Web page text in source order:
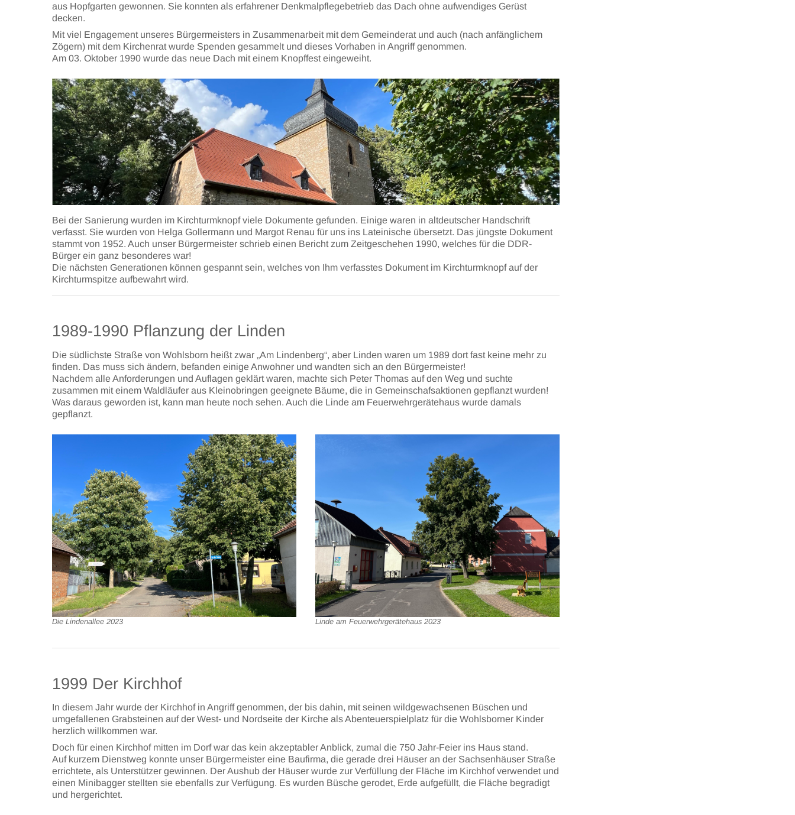
aus Hopfgarten gewonnen. Sie konnten als erfahrener Denkmalpflegebetrieb das Dach ohne aufwendiges Gerüst
decken.
Mit viel Engagement unseres Bürgermeisters in Zusammenarbeit mit dem Gemeinderat und auch (nach anfänglichem
Zögern) mit dem Kirchenrat wurde Spenden gesammelt und dieses Vorhaben in Angriff genommen.
Am 03. Oktober 1990 wurde das neue Dach mit einem Knopffest eingeweiht.
Bei der Sanierung wurden im Kirchturmknopf viele Dokumente gefunden. Einige waren in altdeutscher Handschrift
verfasst. Sie wurden von Helga Gollermann und Margot Renau für uns ins Lateinische übersetzt. Das jüngste Dokument
stammt von 1952. Auch unser Bürgermeister schrieb einen Bericht zum Zeitgeschehen 1990, welches für die DDR-
Bürger ein ganz besonderes war!
Die nächsten Generationen können gespannt sein, welches von Ihm verfasstes Dokument im Kirchturmknopf auf der
Kirchturmspitze aufbewahrt wird.
1989-1990 Pflanzung der Linden
Die südlichste Straße von Wohlsborn heißt zwar „Am Lindenberg“, aber Linden waren um 1989 dort fast keine mehr zu
finden. Das muss sich ändern, befanden einige Anwohner und wandten sich an den Bürgermeister!
Nachdem alle Anforderungen und Auflagen geklärt waren, machte sich Peter Thomas auf den Weg und suchte
zusammen mit einem Waldläufer aus Kleinobringen geeignete Bäume, die in Gemeinschafsaktionen gepflanzt wurden!
Was daraus geworden ist, kann man heute noch sehen. Auch die Linde am Feuerwehrgerätehaus wurde damals
gepflanzt.
Die Lindenallee 2023 Linde am Feuerwehrgerätehaus 2023
1999 Der Kirchhof
In diesem Jahr wurde der Kirchhof in Angriff genommen, der bis dahin, mit seinen wildgewachsenen Büschen und
umgefallenen Grabsteinen auf der West- und Nordseite der Kirche als Abenteuerspielplatz für die Wohlsborner Kinder
herzlich willkommen war.
Doch für einen Kirchhof mitten im Dorf war das kein akzeptabler Anblick, zumal die 750 Jahr-Feier ins Haus stand.
Auf kurzem Dienstweg konnte unser Bürgermeister eine Baufirma, die gerade drei Häuser an der Sachsenhäuser Straße
errichtete, als Unterstützer gewinnen. Der Aushub der Häuser wurde zur Verfüllung der Fläche im Kirchhof verwendet und
einen Minibagger stellten sie ebenfalls zur Verfügung. Es wurden Büsche gerodet, Erde aufgefüllt, die Fläche begradigt
und hergerichtet.